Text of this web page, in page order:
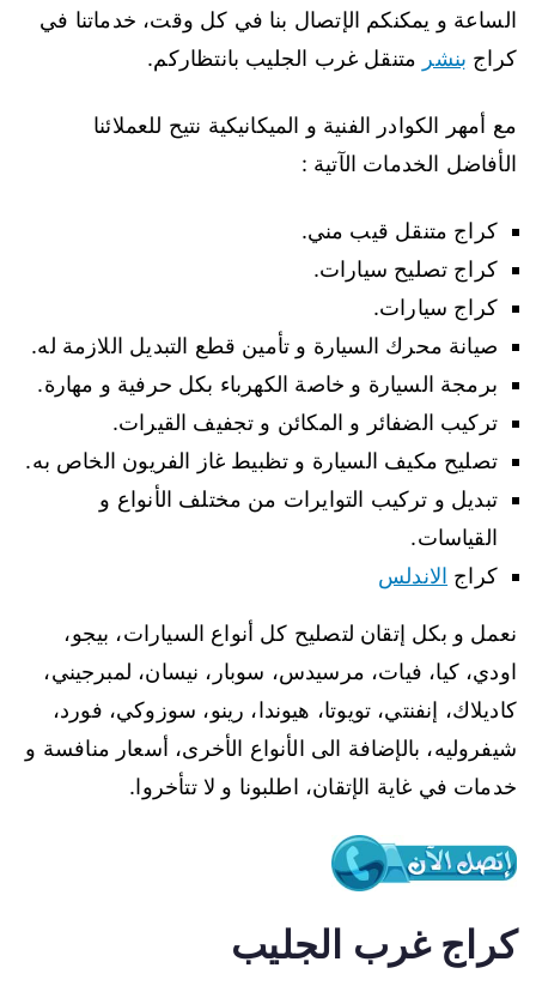
الساعة و يمكنكم الإتصال بنا في كل وقت، خدماتنا في
كراج بنشر متنقل غرب الجليب بانتظاركم.
مع أمهر الكوادر الفنية و الميكانيكية نتيح للعملائنا
الأفاضل الخدمات الآتية :
كراج متنقل قيب مني.
كراج تصليح سيارات.
كراج سيارات.
صيانة محرك السيارة و تأمين قطع التبديل اللازمة له.
برمجة السيارة و خاصة الكهرباء بكل حرفية و مهارة.
تركيب الضفائر و المكائن و تجفيف القيرات.
تصليح مكيف السيارة و تظبيط غاز الفريون الخاص به.
تبديل و تركيب التوايرات من مختلف الأنواع و
القياسات.
كراج الاندلس
نعمل و بكل إتقان لتصليح كل أنواع السيارات، بيجو،
اودي، كيا، فيات، مرسيدس، سوبار، نيسان، لمبرجيني،
كاديلاك، إنفنتي، تويوتا، هيوندا، رينو، سوزوكي، فورد،
شيفروليه، بالإضافة الى الأنواع الأخرى، أسعار منافسة و
خدمات في غاية الإتقان، اطلبونا و لا تتأخروا.
كراج غرب الجليب